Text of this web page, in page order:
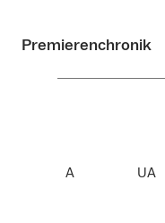
Premierenchronik
A UA